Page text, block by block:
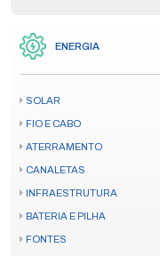
ENERGIA
SOLAR
FIO E CABO
ATERRAMENTO
CANALETAS
INFRAESTRUTURA
BATERIA E PILHA
FONTES